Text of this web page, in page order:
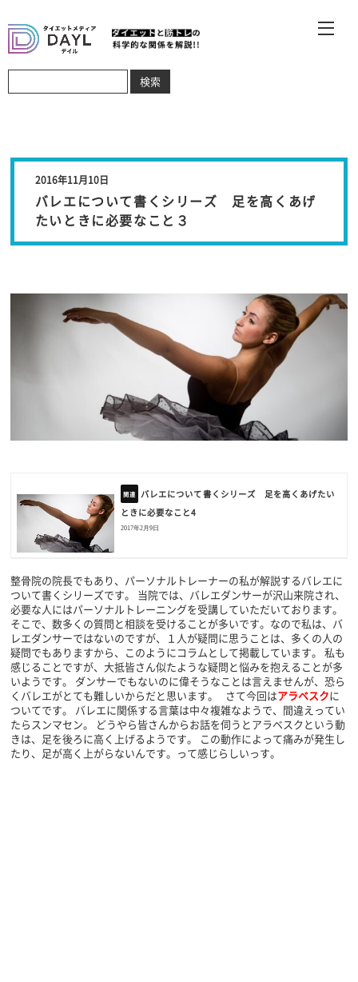
2016年11月10日
バレエについて書くシリーズ 足を高くあげ
たいときに必要なこと３
バレエについて書くシリーズ 足を高くあげたい
ときに必要なこと4
2017年2月9日
整骨院の院長でもあり、パーソナルトレーナーの私が解説するバレエに
ついて書くシリーズです。 当院では、バレエダンサーが沢山来院され、
必要な人にはパーソナルトレーニングを受講していただいております。
そこで、数多くの質問と相談を受けることが多いです。なので私は、バ
レエダンサーではないのですが、１人が疑問に思うことは、多くの人の
疑問でもありますから、このようにコラムとして掲載しています。 私も
感じることですが、大抵皆さん似たような疑問と悩みを抱えることが多
いようです。 ダンサーでもないのに偉そうなことは言えませんが、恐ら
くバレエがとても難しいからだと思います。 さて今回はアラベスクに
ついてです。 バレエに関係する言葉は中々複雑なようで、間違えってい
たらスンマセン。 どうやら皆さんからお話を伺うとアラベスクという動
きは、足を後ろに高く上げるようです。 この動作によって痛みが発生し
たり、足が高く上がらないんです。って感じらしいっす。